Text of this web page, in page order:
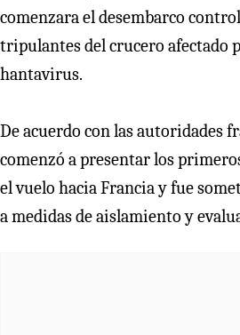
comenzara el desembarco
tripulantes del crucero afectado
hantavirus.
De acuerdo con las autoridades
comenzó a presentar los
el vuelo hacia Francia y fue
a medidas de aislamiento y